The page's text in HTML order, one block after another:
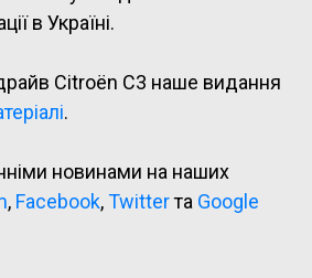
в Україні.
Citroën C3 наше видання
.
новинами на наших
, Facebook,Twitterта Google